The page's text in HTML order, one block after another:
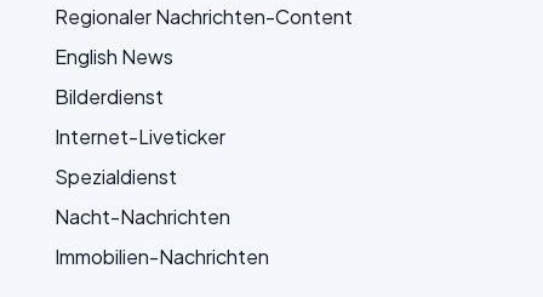
Regionaler Nachrichten-Content
English News
Bilderdienst
Internet-Liveticker
Spezialdienst
Nacht-Nachrichten
Immobilien-Nachrichten